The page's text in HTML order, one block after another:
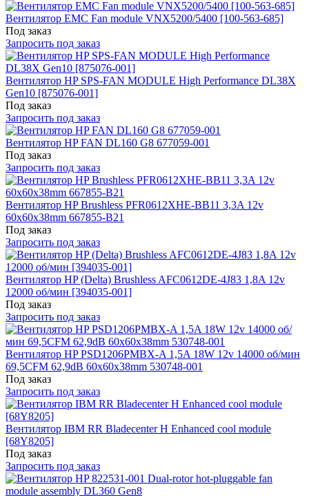
Вентилятор EMC Fan module VNX5200/5400 [100-563-685]
Под заказ
Запросить под заказ
Вентилятор HP SPS-FAN MODULE High Performance DL38X
Gen10 [875076-001]
Под заказ
Запросить под заказ
Вентилятор HP FAN DL160 G8 677059-001
Под заказ
Запросить под заказ
Вентилятор HP Brushless PFR0612XHE-BB11 3,3A 12v
60x60x38mm 667855-B21
Под заказ
Запросить под заказ
Вентилятор HP (Delta) Brushless AFC0612DE-4J83 1,8A 12v
12000 об/мин [394035-001]
Под заказ
Запросить под заказ
Вентилятор HP PSD1206PMBX-A 1,5A 18W 12v 14000 об/мин
69,5CFM 62,9dB 60x60x38mm 530748-001
Под заказ
Запросить под заказ
Вентилятор IBM RR Bladecenter H Enhanced cool module
[68Y8205]
Под заказ
Запросить под заказ